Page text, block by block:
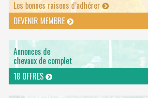
Les bonnes raisons d’adhérer
DEVENIR MEMBRE
Annonces de
chevaux de complet
18 OFFRES